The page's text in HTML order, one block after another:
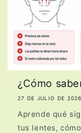
¿Cómo
27 DE JULIO DE 2026
Aprende qué
tus lentes,